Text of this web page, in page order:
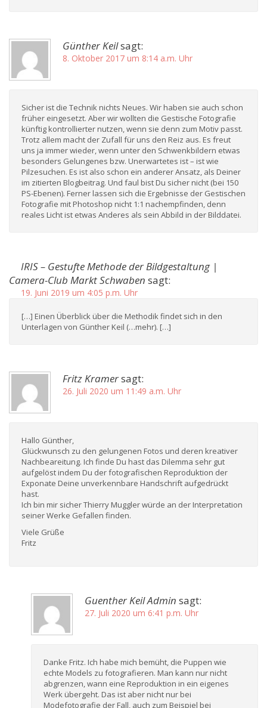
Günther Keilsagt:
8. Oktober 2017 um 8:14 a.m. Uhr
Sicher ist die Technik nichts Neues. Wir haben sie auch schon
früher eingesetzt. Aber wir wollten die Gestische Fotografie
künftig kontrollierter nutzen, wenn sie denn zum Motiv passt.
Trotz allem macht der Zufall für uns den Reiz aus. Es freut
uns ja immer wieder, wenn unter den Schwenkbildern etwas
besonders Gelungenes bzw. Unerwartetes ist – ist wie
Pilzesuchen. Es ist also schon ein anderer Ansatz, als Deiner
im zitierten Blogbeitrag. Und faul bist Du sicher nicht (bei 150
PS-Ebenen). Ferner lassen sich die Ergebnisse der Gestischen
Fotografie mit Photoshop nicht 1:1 nachempfinden, denn
reales Licht ist etwas Anderes als sein Abbild in der Bilddatei.
IRIS – Gestufte Methode der Bildgestaltung |
Camera-Club Markt Schwaben sagt:
19. Juni 2019 um 4:05 p.m. Uhr
[…] Einen Überblick über die Methodik findet sich in den
Unterlagen von Günther Keil (…mehr). […]
Fritz Kramersagt:
26. Juli 2020 um 11:49 a.m. Uhr
Hallo Günther,
Glückwunsch zu den gelungenen Fotos und deren kreativer
Nachbeareitung. Ich finde Du hast das Dilemma sehr gut
aufgelöst indem Du der fotografischen Reproduktion der
Exponate Deine unverkennbare Handschrift aufgedrückt
hast.
Ich bin mir sicher Thierry Muggler würde an der Interpretation
seiner Werke Gefallen finden.
Viele Grüße
Fritz
Guenther Keil Admin sagt:
27. Juli 2020 um 6:41 p.m. Uhr
Danke Fritz. Ich habe mich bemüht, die Puppen wie
echte Models zu fotografieren. Man kann nur nicht
abgrenzen, wann eine Reproduktion in ein eigenes
Werk übergeht. Das ist aber nicht nur bei
Modefotografie der Fall, auch zum Beispiel bei